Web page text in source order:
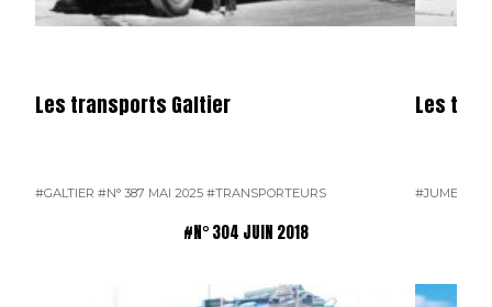
Les transports Galtier
#GALTIER #N° 387 MAI 2025 #TRANSPORTEURS
Les
#JUMEAU
#N° 304 JUIN 2018